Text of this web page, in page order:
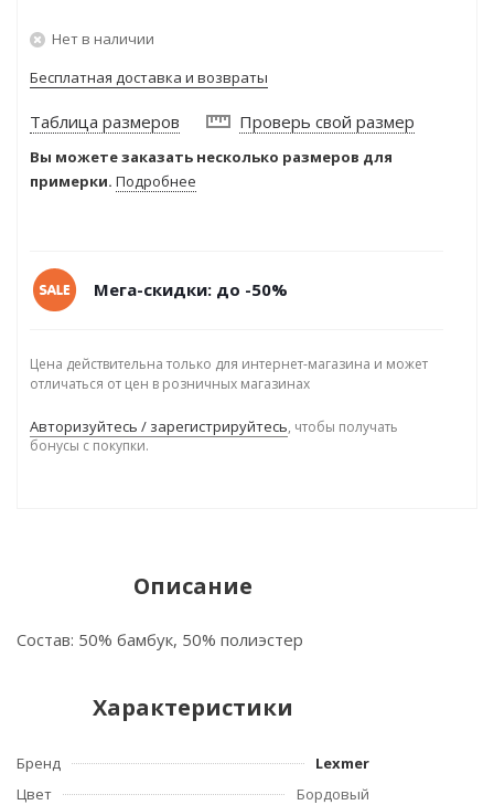
Нет в наличии
Бесплатная доставка и возвраты
Таблица размеров Проверь свой размер
Вы можете заказать несколько размеров для
примерки. Подробнее
Мега-скидки: до -50%
Цена действительна только для интернет-магазина и может
отличаться от цен в розничных магазинах
Авторизуйтесь / зарегистрируйтесь, чтобы получать
бонусы с покупки.
Описание
Состав: 50% бамбук, 50% полиэстер
Характеристики
Бренд
Lexmer
Цвет
Бордовый